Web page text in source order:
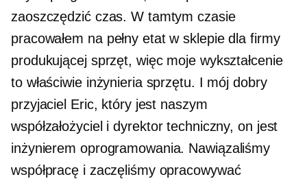
zaoszczędzić czas. W tamtym czasie
pracowałem na pełny etat w sklepie dla firmy
produkującej sprzęt, więc moje wykształcenie
to właściwie inżynieria sprzętu. I mój dobry
przyjaciel Eric, który jest naszym
współzałożyciel i dyrektor techniczny, on jest
inżynierem oprogramowania. Nawiązaliśmy
współpracę i zaczęliśmy opracowywać